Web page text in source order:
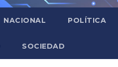
NACIONAL POLÍTICA
SOCIEDAD